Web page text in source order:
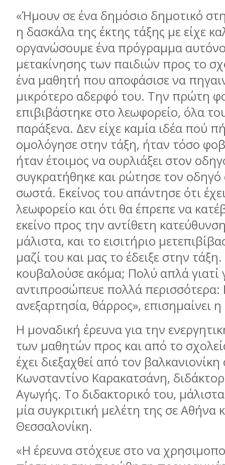
«Ήμουν σε ένα δημόσιο δημοτικό
η δασκάλα της έκτης τάξης με είχε
οργανώσουμε ένα πρόγραμμα
μετακίνησης των παιδιών προς το
ένα μαθητή που αποφάσισε να
μικρότερο αδερφό του. Την πρώτη
επιβιβάστηκε στο λεωφορείο, όλα
παράξενα. Δεν είχε καμία ιδέα πού
ομολόγησε στην τάξη, ήταν τόσο
ήταν έτοιμος να ουρλιάξει στον
συγκρατήθηκε και ρώτησε τον οδηγό
σωστά. Εκείνος του απάντησε ότι
λεωφορείο και ότι θα έπρεπε να
εκείνο προς την αντίθετη
μάλιστα, και το εισιτήριο
μαζί του και μας το έδειξε στην τάξη.
κουβαλούσε ακόμα; Πολύ απλά γιατί
αντιπροσώπευε πολλά περισσότερα:
ανεξαρτησία, θάρρος», επισημαίνει
Η μοναδική έρευνα για την
των μαθητών προς και από το
έχει διεξαχθεί από τον
Κωνσταντίνο Καρακατσάνη,
Αγωγής. Το διδακτορικό του,
μία συγκριτική μελέτη της σε Αθήνα
Θεσσαλονίκη.
«Η έρευνα στόχευε στο να